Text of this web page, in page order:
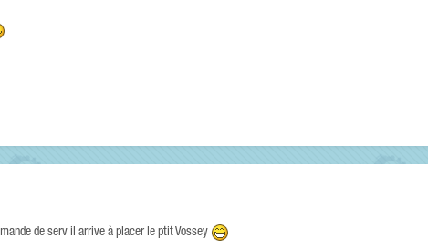
de serv il arrive à placer le ptit Vossey